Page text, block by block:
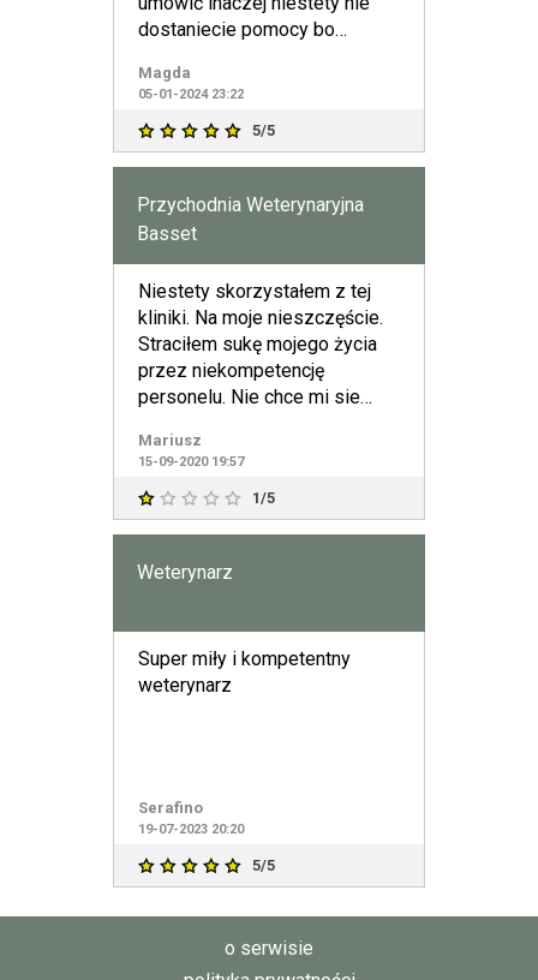
dostaniecie pomocy bo
Magda
05-01-2024 23:22
5/5
Przychodnia Weterynaryjna
Basset
Niestety skorzystałem z tej
kliniki. Na moje nieszczęście.
Straciłem sukę mojego życia
przez niekompetencję
personelu. Nie chce mi sie
Mariusz
15-09-2020 19:57
1/5
Weterynarz
Super miły i kompetentny
weterynarz
Serafino
19-07-2023 20:20
5/5
o serwisie